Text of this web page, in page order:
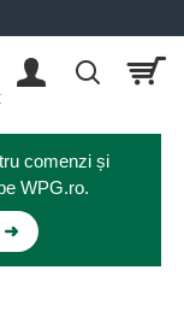
comenzi și
WPG.ro.
➜